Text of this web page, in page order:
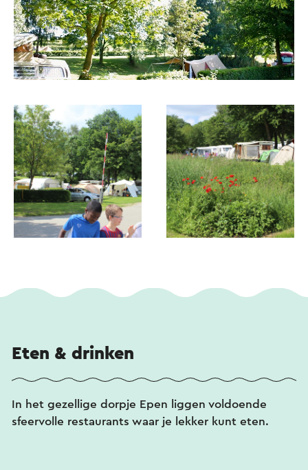
Eten & drinken
In het gezellige dorpje Epen liggen voldoende
sfeervolle restaurants waar je lekker kunt eten.